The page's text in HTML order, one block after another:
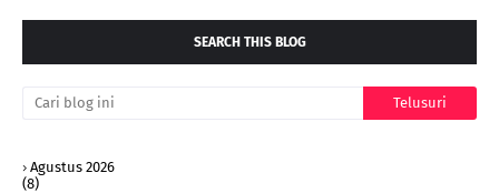
SEARCH THIS BLOG
Agustus 2026
(8)